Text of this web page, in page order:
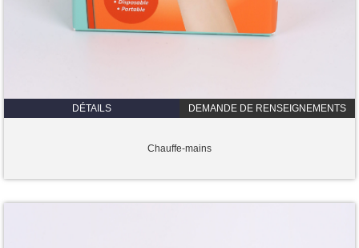
DÉTAILS DEMANDE DE RENSEIGNEMENTS
Chauffe-mains